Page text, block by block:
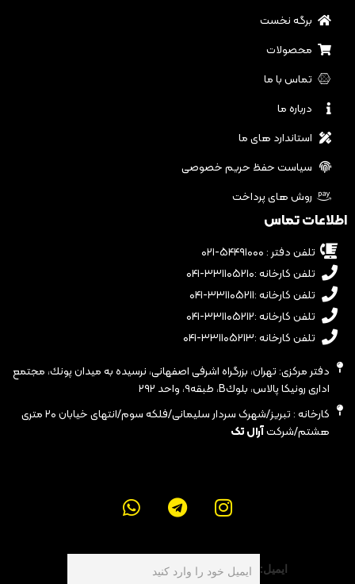
برگه نخست
محصولات
تماس با ما
درباره ما
استاندارد های ما
سیاست حفظ حریم خصوصی
روش های پرداخت
اطلاعات تماس
تلفن دفتر : ۵۴۴۹۱۰۰۰-۰۲۱
تلفن کارخانه :۳۳۱۱۰۵۲۱۰-۰۴۱
تلفن کارخانه :۳۳۱۱۰۵۲۱۱-۰۴۱
تلفن کارخانه :۳۳۱۱۰۵۲۱۲-۰۴۱
تلفن کارخانه :۳۳۱۱۰۵۲۱۳-۰۴۱
دفتر مرکزی: تهران، بزرگراه اشرفى اصفهانى، نرسيده به ميدان پونك، مجتمع
ادارى رونيكا پالاس، بلوكB، طبقه٩، واحد ٢٩٢
کارخانه : تبریز/شهرک سردار سلیمانی/فلکه سوم/انتهای خیابان ۲۰ متری
هشتم/شرکتآرال تک
ایمیل: